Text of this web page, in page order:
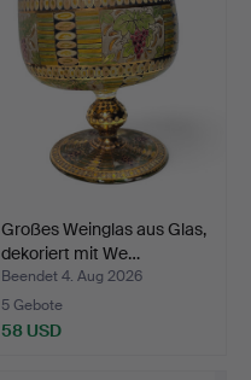
Großes Weinglas aus Glas,
dekoriert mit We…
Beendet 4. Aug 2026
5 Gebote
58 USD